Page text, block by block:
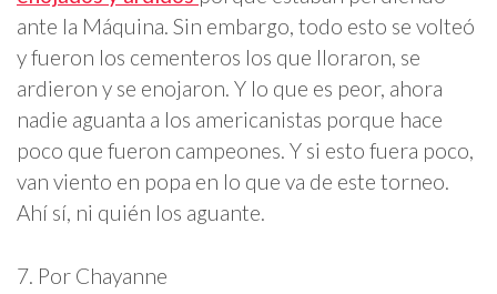
ante la Máquina. Sin embargo, todo esto se volteó
y fueron los cementeros los que lloraron, se
ardieron y se enojaron. Y lo que es peor, ahora
nadie aguanta a los americanistas porque hace
poco que fueron campeones. Y si esto fuera poco,
van viento en popa en lo que va de este torneo.
Ahí sí, ni quién los aguante.
7. Por Chayanne